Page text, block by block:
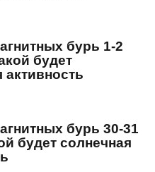
бурь 1-2
будет
активность
бурь 30-31
будет солнечная